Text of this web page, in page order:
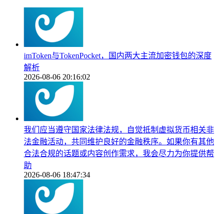
imToken与TokenPocket，国内两大主流加密钱包的深度
解析
2026-08-06 20:16:02
我们应当遵守国家法律法规，自觉抵制虚拟货币相关非
法金融活动，共同维护良好的金融秩序。如果你有其他
合法合规的话题或内容创作需求，我会尽力为你提供帮
助
2026-08-06 18:47:34